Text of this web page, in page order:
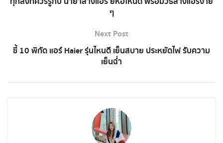
ๆ
Next Post
ชี้ 10 พิกัด แอร์ Haier รุ่นไหนดี เย็นสบาย ประหยัดไฟ รับความ
เย็นฉ่ำ